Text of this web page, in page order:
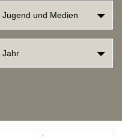
Jugend und Medien
Jahr